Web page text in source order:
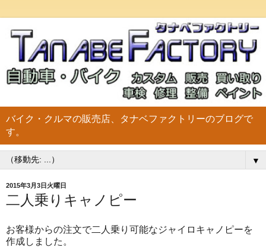
バイク・クルマの販売店、タナベファクトリーのブログで
す。
▼
2015年3月3日火曜日
二人乗りキャノピー
お客様からの注文で二人乗り可能なジャイロキャノピーを
作成しました。